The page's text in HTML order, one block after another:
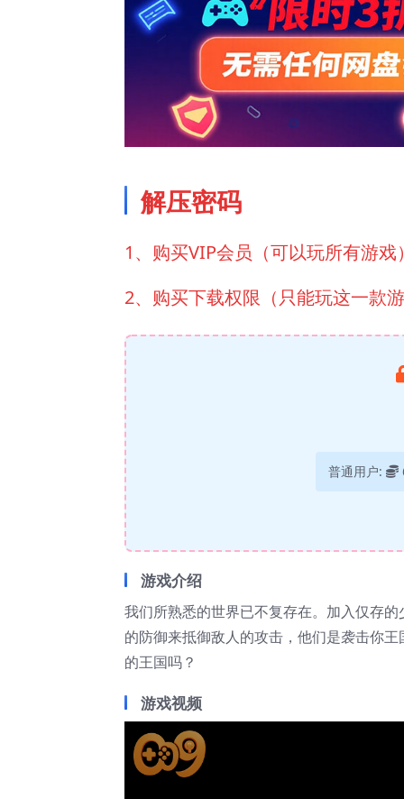
解压密码
1、购买VIP会员（可以玩所有游
2、购买下载权限（只能玩这一款
普通用户:
游戏介绍
我们所熟悉的世界已不复存在。加入仅存
的防御来抵御敌人的攻击，他们是袭击你
的王国吗？
游戏视频